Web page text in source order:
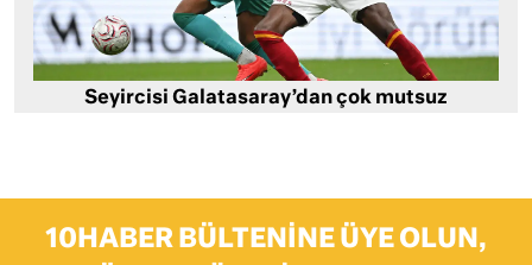
Seyircisi Galatasaray’dan çok mutsuz
10HABER BÜLTENINE ÜYE OLUN,